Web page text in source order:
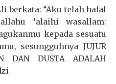
berkata: “Aku telah hafal
‘alaihi wasallam:
kepada sesuatu
sesungguhnya JUJUR
DAN DUSTA ADALAH